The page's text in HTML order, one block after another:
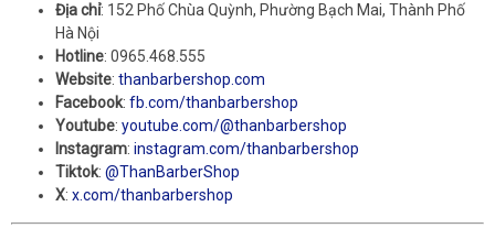
Địa chỉ: 152 Phố Chùa Quỳnh, Phường Bạch Mai, Thành Phố
Hà Nội
Hotline: 0965.468.555
Website: thanbarbershop.com
Facebook: fb.com/thanbarbershop
Youtube: youtube.com/@thanbarbershop
Instagram: instagram.com/thanbarbershop
Tiktok: @ThanBarberShop
X: x.com/thanbarbershop